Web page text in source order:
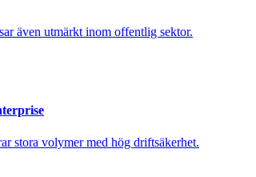
även utmärkt inom offentlig sektor.
stora volymer med hög driftsäkerhet.